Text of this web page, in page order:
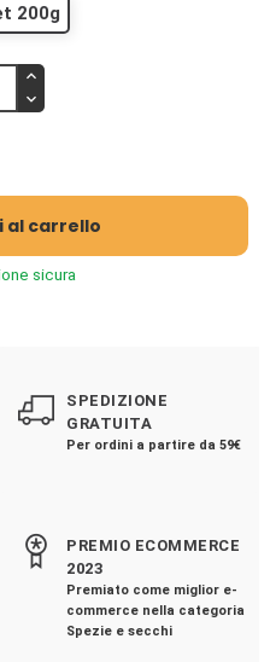
200g
al carrello
sicura
SPEDIZIONE
GRATUITA
Per ordini a partire da 59€
PREMIO ECOMMERCE
2023
Premiato come miglior e-
commerce nella categoria
Spezie e secchi